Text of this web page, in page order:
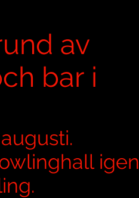
av
bar i
igen